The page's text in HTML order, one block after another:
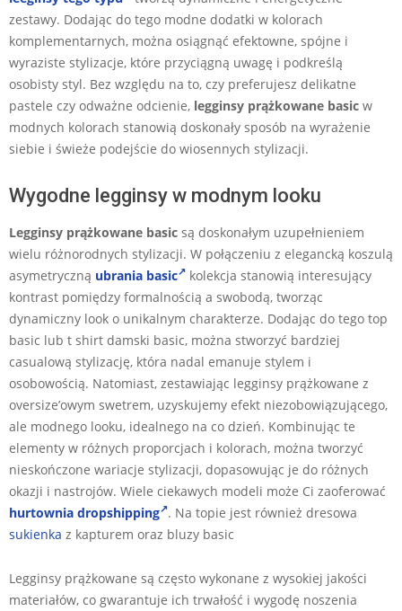
zestawy. Dodając do tego modne dodatki w kolorach
komplementarnych, można osiągnąć efektowne, spójne i
wyraziste stylizacje, które przyciągną uwagę i podkreślą
osobisty styl. Bez względu na to, czy preferujesz delikatne
pastele czy odważne odcienie, legginsy prążkowane basic w
modnych kolorach stanowią doskonały sposób na wyrażenie
siebie i świeże podejście do wiosennych stylizacji.
Wygodne legginsy w modnym looku
Legginsy prążkowane basic są doskonałym uzupełnieniem
wielu różnorodnych stylizacji. W połączeniu z elegancką koszulą
asymetryczną ubrania basic
kolekcja stanowią interesujący
kontrast pomiędzy formalnością a swobodą, tworząc
dynamiczny look o unikalnym charakterze. Dodając do tego top
basic lub t shirt damski basic, można stworzyć bardziej
casualową stylizację, która nadal emanuje stylem i
osobowością. Natomiast, zestawiając legginsy prążkowane z
oversize’owym swetrem, uzyskujemy efekt niezobowiązującego,
ale modnego looku, idealnego na co dzień. Kombinując te
elementy w różnych proporcjach i kolorach, można tworzyć
nieskończone wariacje stylizacji, dopasowując je do różnych
okazji i nastrojów. Wiele ciekawych modeli może Ci zaoferować
hurtownia dropshipping . Na topie jest również dresowa
sukienka z kapturem oraz bluzy basic
Legginsy prążkowane są często wykonane z wysokiej jakości
materiałów, co gwarantuje ich trwałość i wygodę noszenia